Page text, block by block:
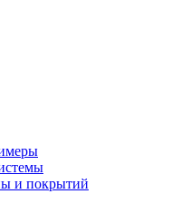
и покрытий